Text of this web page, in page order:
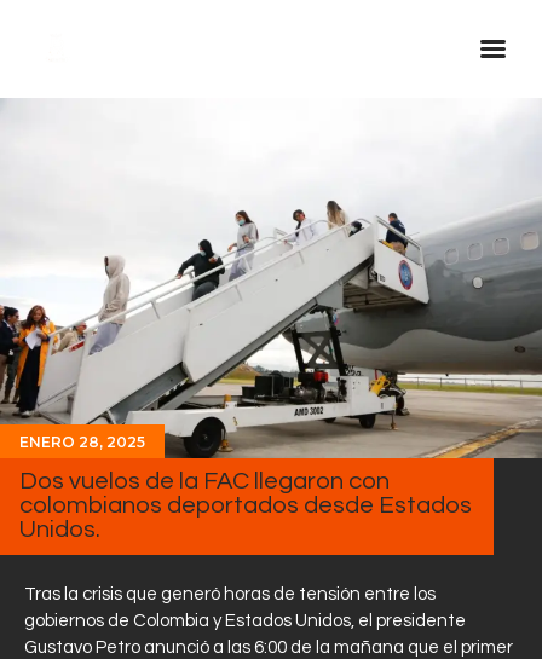
Descarga La APP
Programas
Noticias
Equipo
Sobre Nosotros
Contactos
ENERO 28, 2025
Dos vuelos de la FAC llegaron con
colombianos deportados desde Estados
Unidos.
Tras la crisis que generó horas de tensión entre los
gobiernos de Colombia y Estados Unidos, el presidente
Gustavo Petro anunció a las 6:00 de la mañana que el primer